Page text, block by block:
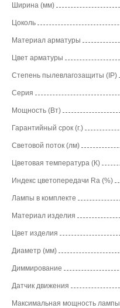
Ширина (мм)
Цоколь
Материал арматуры
Цвет арматуры
Степень пылевлагозащиты (IP)
Серия
Мощность (Вт)
Гарантийный срок (г.)
Световой поток (лм)
Цветовая температура (К)
Индекс цветопередачи Ra (%)
Лампы в комплекте
Материал изделия
Цвет изделия
Диаметр (мм)
Диммирование
Датчик движения
Максимальная мощность лампы